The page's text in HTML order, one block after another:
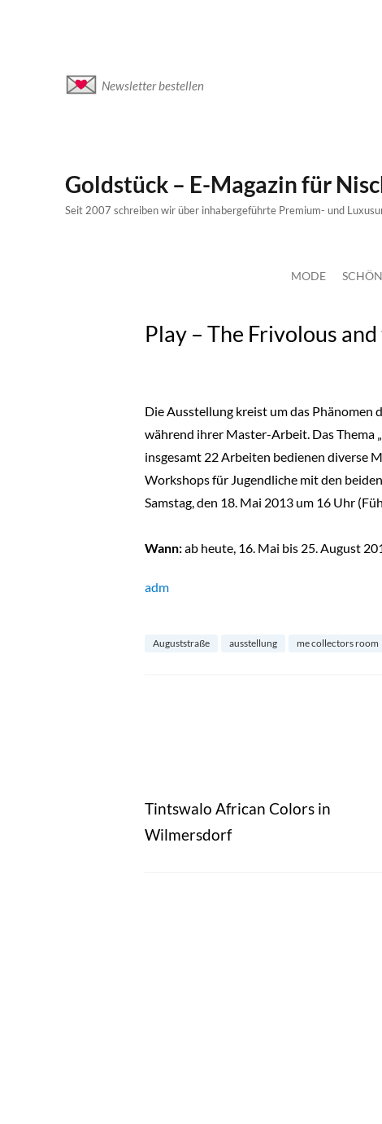
Newsletter bestellen
Goldstück – E-Magazin für
Seit 2007 schreiben wir über inhabergeführte Premium- und
MODE
Play – The Frivolous
Die Ausstellung kreist um das Phänomen
während ihrer Master-Arbeit. Das Thema
insgesamt 22 Arbeiten bedienen diverse
Workshops für Jugendliche mit den
Samstag, den 18. Mai 2013 um 16 Uhr
Wann:ab heute, 16. Mai bis 25. August
adm
Auguststraße ausstellung me collectors room
Tintswalo African Colors in
Wilmersdorf